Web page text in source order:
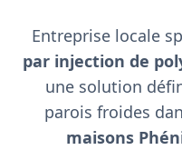
Entreprise locale
par injection de
une solution
parois froides
maisons